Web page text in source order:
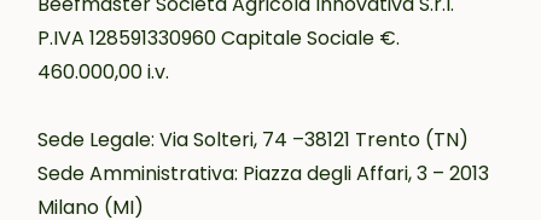
P.IVA 128591330960 Capitale Sociale €.
460.000,00 i.v.
Sede Legale: Via Solteri, 74 –38121 Trento (TN)
Sede Amministrativa: Piazza degli Affari, 3 – 2013
Milano (MI)